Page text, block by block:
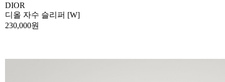
DIOR
디올 자수 슬리퍼 [W]
230,000원